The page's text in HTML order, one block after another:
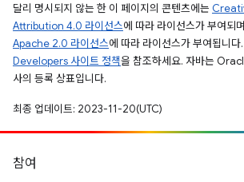
달리 명시되지 않는 한 이 페이지의 콘텐츠에는
Attribution 4.0 라이선스에 따라 라이선스가 부여되
Apache 2.0 라이선스에 따라 라이선스가 부여됩니다
Developers 사이트 정책을 참조하세요. 자바는
사의 등록 상표입니다.
최종 업데이트: 2023-11-20(UTC)
참여